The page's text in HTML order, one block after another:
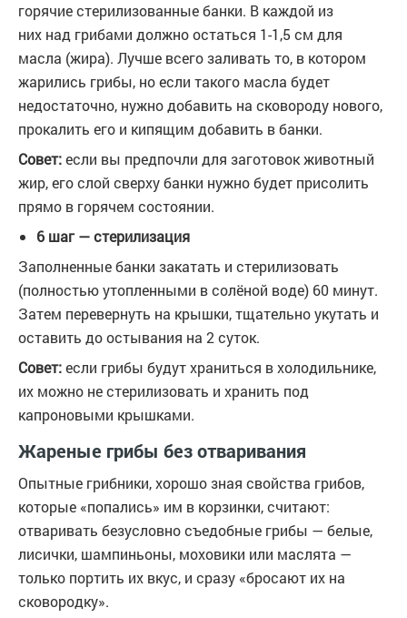
горячие стерилизованные банки. В каждой из
них над грибами должно остаться 1-1,5 см для
масла (жира). Лучше всего заливать то, в котором
жарились грибы, но если такого масла будет
недостаточно, нужно добавить на сковороду нового,
прокалить его и кипящим добавить в банки.
Совет:если вы предпочли для заготовок животный
жир, его слой сверху банки нужно будет присолить
прямо в горячем состоянии.
6 шаг — стерилизация
Заполненные банки закатать и стерилизовать
(полностью утопленными в солёной воде) 60 минут.
Затем перевернуть на крышки, тщательно укутать и
оставить до остывания на 2 суток.
Совет:если грибы будут храниться в холодильнике,
их можно не стерилизовать и хранить под
капроновыми крышками.
Жареные грибы без отваривания
Опытные грибники, хорошо зная свойства грибов,
которые «попались» им в корзинки, считают:
отваривать безусловно съедобные грибы — белые,
лисички, шампиньоны, моховики или маслята —
только портить их вкус, и сразу «бросают их на
сковородку».